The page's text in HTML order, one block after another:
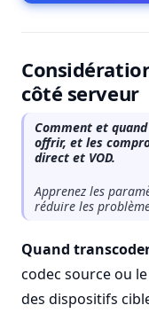
côté serveur
Comment et
offrir, et les
direct et VOD.
Apprenez les
réduire les
Quand
codec source ou
des dispositifs